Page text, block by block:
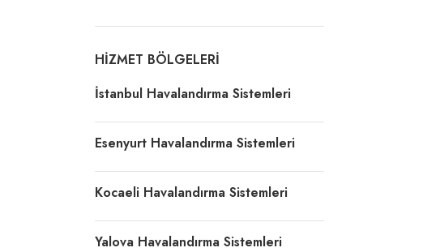
HIZMET BÖLGELERI
İstanbul Havalandırma Sistemleri
Esenyurt Havalandırma Sistemleri
Kocaeli Havalandırma Sistemleri
Yalova Havalandırma Sistemleri